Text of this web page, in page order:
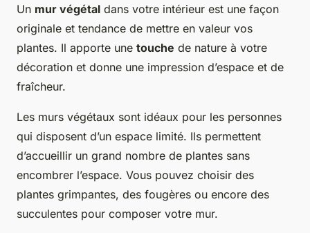
Un mur végétal dans votre intérieur est une façon
originale et tendance de mettre en valeur vos
plantes. Il apporte une touche de nature à votre
décoration et donne une impression d’espace et de
fraîcheur.
Les murs végétaux sont idéaux pour les personnes
qui disposent d’un espace limité. Ils permettent
d’accueillir un grand nombre de plantes sans
encombrer l’espace. Vous pouvez choisir des
plantes grimpantes, des fougères ou encore des
succulentes pour composer votre mur.